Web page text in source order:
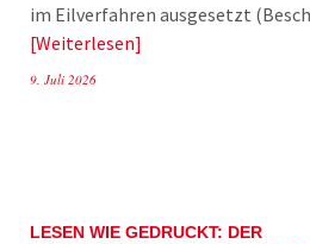
im Eilverfahren ausgesetzt
Weiterlesen
9. Juli 2026
LESEN WIE GEDRUCKT: DER